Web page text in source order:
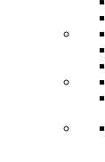
Календарь